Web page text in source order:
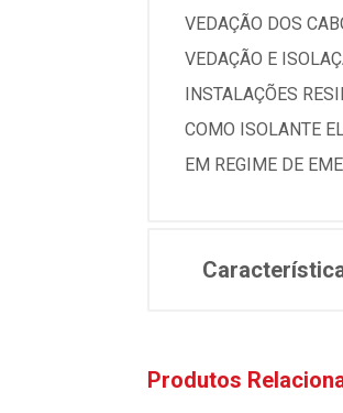
VEDAÇÃO DOS
VEDAÇÃO E
INSTALAÇÕES
COMO ISOLANTE
EM REGIME DE
Produtos